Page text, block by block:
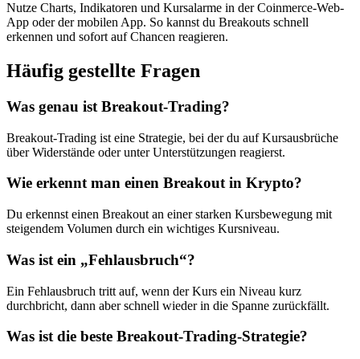
Nutze Charts, Indikatoren und Kursalarme in der Coinmerce-Web-
App oder der mobilen App. So kannst du Breakouts schnell
erkennen und sofort auf Chancen reagieren.
Häufig gestellte Fragen
Was genau ist Breakout-Trading?
Breakout-Trading ist eine Strategie, bei der du auf Kursausbrüche
über Widerstände oder unter Unterstützungen reagierst.
Wie erkennt man einen Breakout in Krypto?
Du erkennst einen Breakout an einer starken Kursbewegung mit
steigendem Volumen durch ein wichtiges Kursniveau.
Was ist ein „Fehlausbruch“?
Ein Fehlausbruch tritt auf, wenn der Kurs ein Niveau kurz
durchbricht, dann aber schnell wieder in die Spanne zurückfällt.
Was ist die beste Breakout-Trading-Strategie?